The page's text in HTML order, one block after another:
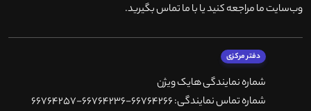
وب‌سایت ما مراجعه کنید یا با ما تماس بگیرید.
دفتر مرکزی
شماره نمایندگی هایک ویژن
شماره تماس نمایندگی: 66764266-66764236-66764257